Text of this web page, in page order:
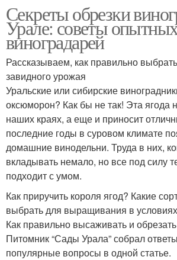
Секреты обрезки
Урале: советы
виноградарей
Рассказываем, как правильно
завидного урожая
Уральские или сибирские
оксюморон? Как бы не так! Эта ягода
наших краях, а еще и приносит
последние годы в суровом климате
домашние винодельни. Труда в них,
вкладывать немало, но все под силу
подходит с умом.
Как приручить короля ягод? Какие
выбрать для выращивания в
Как правильно высаживать и
Питомник “Сады Урала” собрал
популярные вопросы в одной статье.